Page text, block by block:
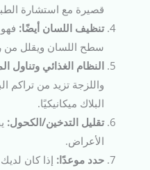
قصيرة مع استشارة
تنظيف اللسان أيضًا:
سطح اللسان ويقلل من
النظام الغذائي وتناول
واللزجة تزيد من تراكم
البلاك ميكانيكيًا.
تقليل التدخين/الكحول:
الأعراض.
حدد موعدًا: إذا كان